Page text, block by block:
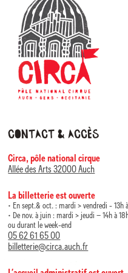
Contact & accès
Circa, pôle national cirque
Allée des Arts 32000 Auch
La billetterie est ouverte
• En sept.& oct. : mardi > vendredi - 13h
• De nov. à juin : mardi > jeudi – 14h à
ou durant le week-end
05 62 61 65 00
billetterie@circa.auch.fr